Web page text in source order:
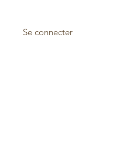
Se connecter